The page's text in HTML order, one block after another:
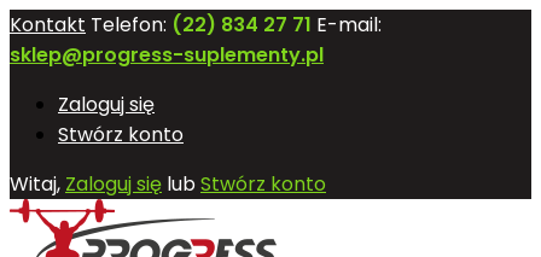
Kontakt Telefon: (22) 834 27 71 E-mail:
sklep@progress-suplementy.pl
Zaloguj się
Stwórz konto
Witaj, Zaloguj się lubStwórz konto